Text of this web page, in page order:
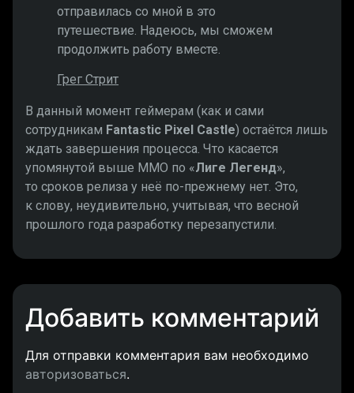
отправилась со мной в это
путешествие. Надеюсь, мы сможем
продолжить работу вместе.
Грег Стрит
В данный момент геймерам (как и сами
сотрудникам Fantastic Pixel Castle) остаётся лишь
ждать завершения процесса. Что касается
упомянутой выше MMO по «Лиге Легенд»,
то сроков релиза у неё по-прежнему нет. Это,
к слову, неудивительно, учитывая, что весной
прошлого года разработку перезапустили.
Добавить комментарий
Для отправки комментария вам необходимо
авторизоваться.